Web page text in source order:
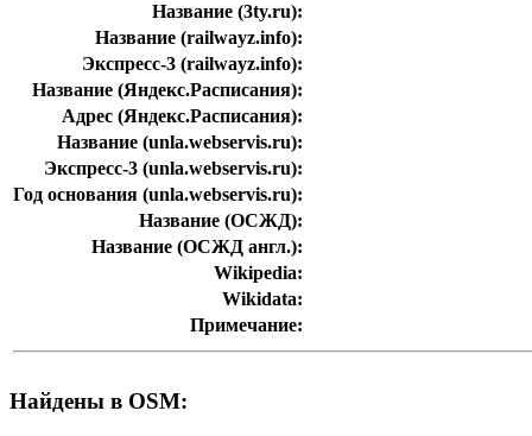
Название (3ty.ru):
Название (railwayz.info):
Экспресс-3 (railwayz.info):
Название (Яндекс.Расписания):
Адрес (Яндекс.Расписания):
Название (unla.webservis.ru):
Экспресс-3 (unla.webservis.ru):
Год основания (unla.webservis.ru):
Название (ОСЖД):
Название (ОСЖД англ.):
Wikipedia:
Wikidata:
Примечание:
Найдены в OSM: